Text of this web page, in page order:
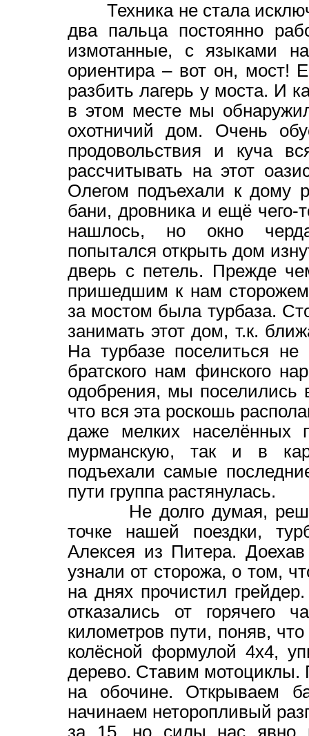
Техника не стала
два пальца постоянно
измотанные, с языками
ориентира – вот он, мост!
разбить лагерь у моста. И
в этом месте мы
охотничий дом. Очень
продовольствия и куча
рассчитывать на этот
Олегом подъехали к дому
бани, дровника и ещё
нашлось, но окно
попытался открыть дом
дверь с петель. Прежде
пришедшим к нам
за мостом была турбаза.
занимать этот дом, т.к.
На турбазе поселиться не
братского нам финского
одобрения, мы поселились
что вся эта роскошь
даже мелких населённых
мурманскую, так и в
подъехали самые
пути группа растянулась.
Не долго думая,
точке нашей поездки,
Алексея из Питера.
узнали от сторожа, о том,
на днях прочистил
отказались от горячего
километров пути, поняв,
колёсной формулой 4х4,
дерево. Ставим мотоциклы.
на обочине. Открываем
начинаем неторопливый
за 15, но силы нас явно